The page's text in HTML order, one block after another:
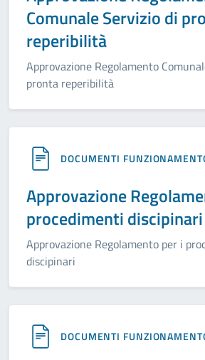
Comunale Servizio di
reperibilità
Approvazione Regolamento
pronta reperibilità
DOCUMENTI
Approvazione
procedimenti discipinari
Approvazione Regolamento per i
discipinari
DOCUMENTI